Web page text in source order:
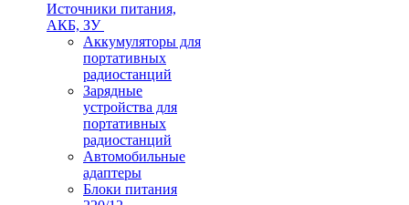
Источники питания,
АКБ, ЗУ
Аккумуляторы для
портативных
радиостанций
Зарядные
устройства для
портативных
радиостанций
Автомобильные
адаптеры
Блоки питания